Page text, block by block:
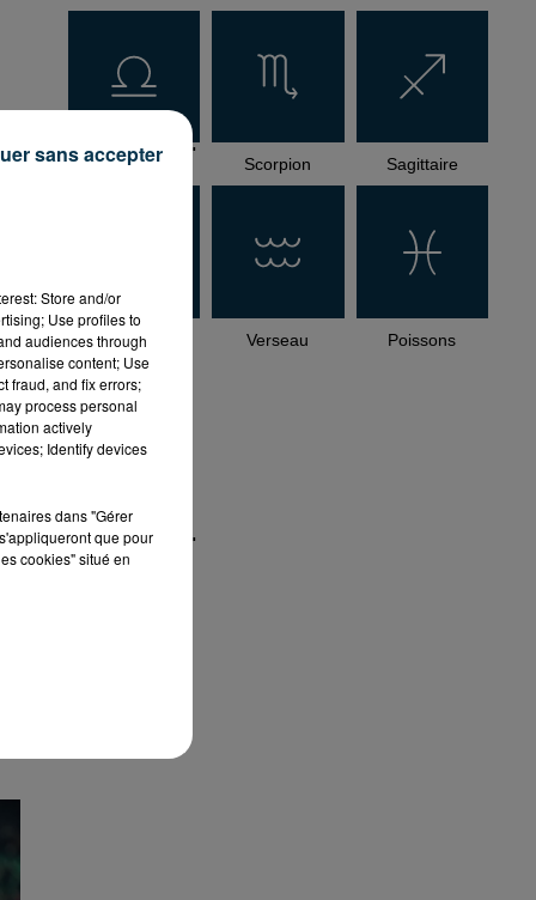
Balance Scorpion Sagittaire
Capricorne Verseau Poissons
Store and/or
Use profiles to
audiences through
content; Use
fraud, and fix errors;
process personal
actively
Identify devices
dans "Gérer
que pour
cookies" situé en
sans accepter